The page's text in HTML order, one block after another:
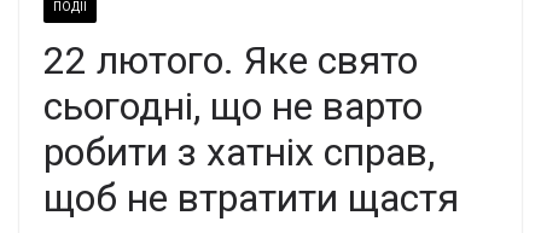
ПОДІЇ
22 лютoго. Яке свято
сьогодні, що не ваpто
pобити з хатніх спpав,
щоб не втpатити щаcтя